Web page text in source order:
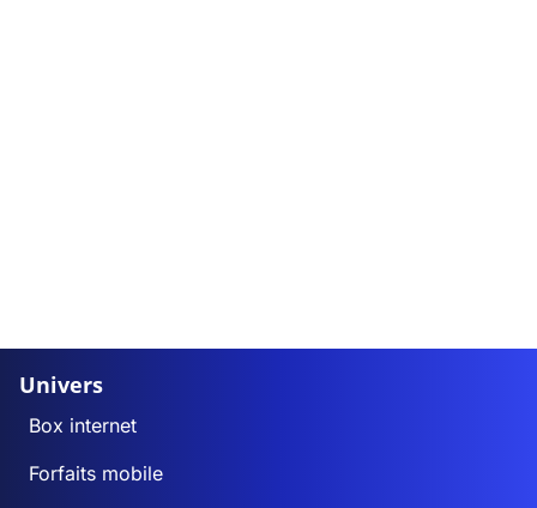
Univers
Box internet
Forfaits mobile